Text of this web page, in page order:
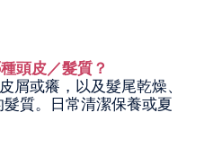
頭皮／髮質？
屑或癢，以及髮尾乾燥、
質。日常清潔保養或夏